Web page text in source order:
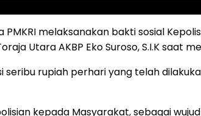
melaksanakan bakti sosial
Utara AKBP Eko Suroso, S.I.K saat
rupiah perhari yang telah
kepada Masyarakat, sebagai